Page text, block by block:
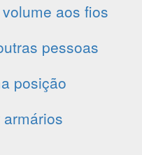
aos fios
pessoas
posição